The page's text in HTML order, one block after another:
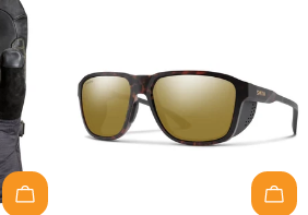
Choisissez les options